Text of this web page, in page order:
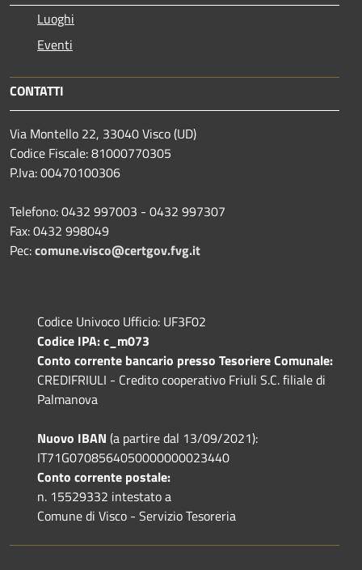
Luoghi
Eventi
CONTATTI
Via Montello 22, 33040 Visco (UD)
Codice Fiscale: 81000770305
P.Iva: 00470100306
Telefono: 0432 997003 - 0432 997307
Fax: 0432 998049
Pec:comune.visco@certgov.fvg.it
Codice Univoco Ufficio: UF3F02
Codice IPA: c_m073
Conto corrente bancario presso Tesoriere Comunale:
CREDIFRIULI - Credito cooperativo Friuli S.C. filiale di
Palmanova
Nuovo IBAN (a partire dal 13/09/2021):
IT71G0708564050000000023440
Conto corrente postale:
n. 15529332 intestato a
Comune di Visco - Servizio Tesoreria